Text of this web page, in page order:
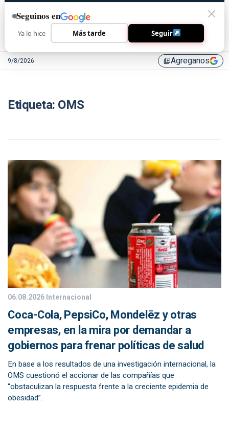
9/8/2026 library_addAgreganos
Etiqueta: OMS
06.08.2026Internacional
Coca-Cola, PepsiCo, Mondelēz y otras
empresas, en la mira por demandar a
gobiernos para frenar políticas de salud
En base a los resultados de una investigación internacional, la
OMS cuestionó el accionar de las compañías que
“obstaculizan la respuesta frente a la creciente epidemia de
obesidad”.
Seguinos en
Ya lo hice Más tarde Seguir